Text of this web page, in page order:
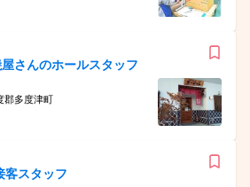
さんのホールスタッフ
郡多度津町
客スタッフ